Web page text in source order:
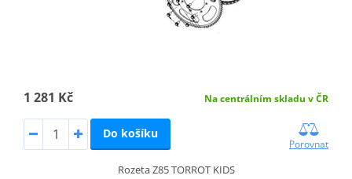
1 281 Kč Na centrálním skladu v ČR
Do košíku
Porovnat
Rozeta Z85 TORROT KIDS